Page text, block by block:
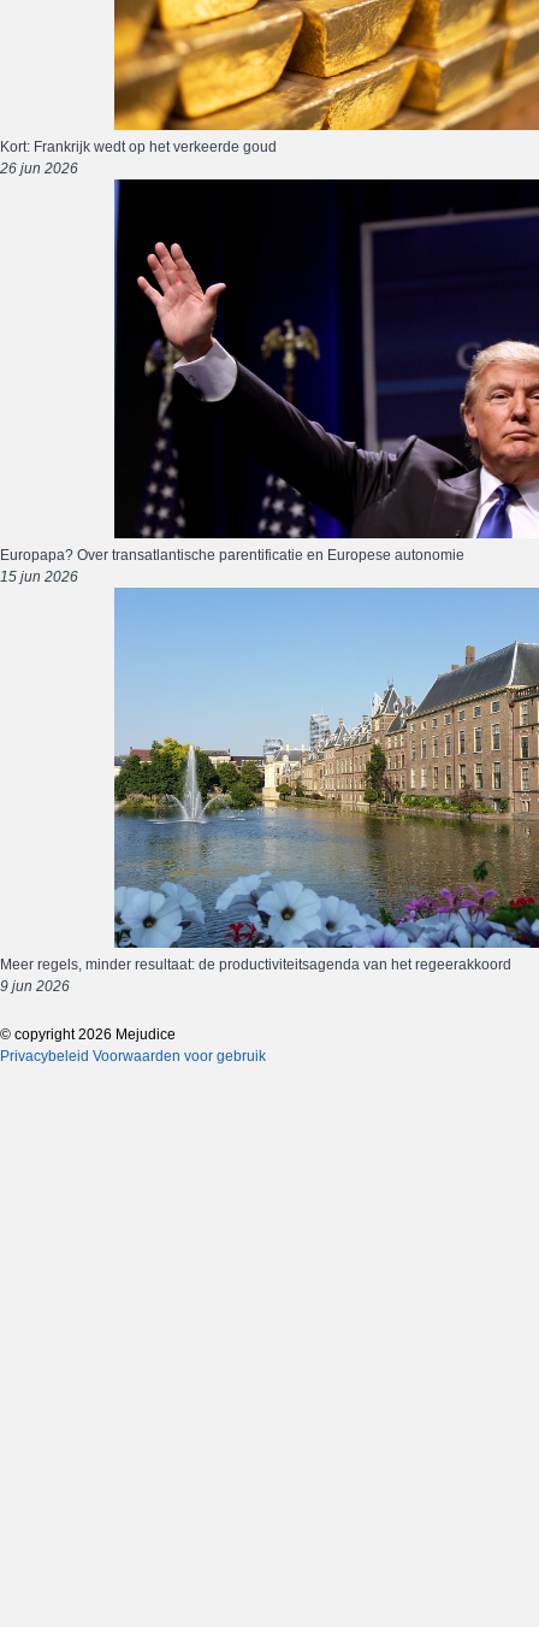
Kort: Frankrijk wedt op het verkeerde goud
26 jun 2026
Europapa? Over transatlantische parentificatie en Europese autonomie
15 jun 2026
Meer regels, minder resultaat: de productiviteitsagenda van het regeerakkoord
9 jun 2026
© copyright 2026 Mejudice
Privacybeleid Voorwaarden voor gebruik